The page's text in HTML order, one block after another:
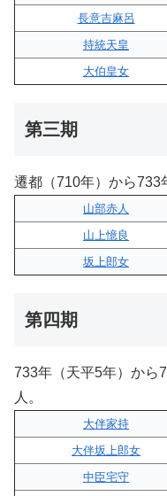
長意吉麻呂
持統天皇
大伯皇女
第三期
遷都（710年）から733
山部赤人
山上憶良
坂上郎女
第四期
733年（天平5年）から
人。
大伴家持
大伴坂上郎女
中臣宅守